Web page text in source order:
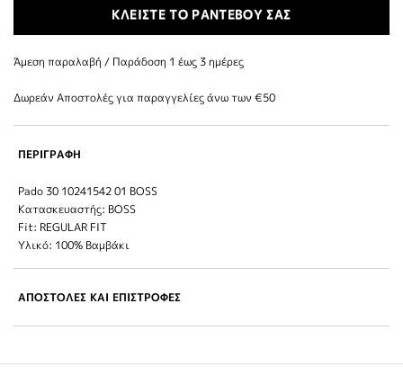
ΚΛΕΙΣΤΕ ΤΟ ΡΑΝΤΕΒΟΥ ΣΑΣ
Άμεση παραλαβή / Παράδoση 1 έως 3 ημέρες
Δωρεάν Αποστολές για παραγγελίες άνω των €50
ΠΕΡΙΓΡΑΦΗ
Pado 30 10241542 01 BOSS
Κατασκευαστής: BOSS
Fit: REGULAR FIT
Υλικό: 100% Βαμβάκι
ΑΠΟΣΤΟΛΕΣ ΚΑΙ ΕΠΙΣΤΡΟΦΕΣ